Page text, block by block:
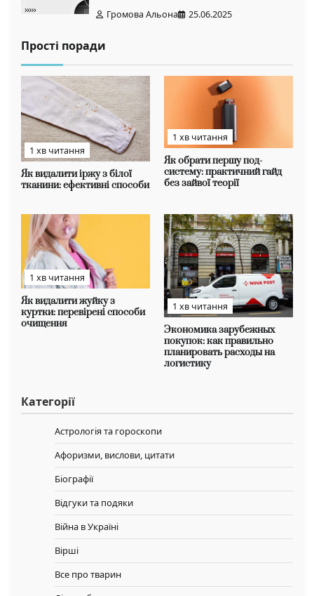
Громова Альона
25.06.2025
Прості поради
1 хв читання
Як видалити іржу з білої
тканини: ефективні способи
1 хв читання
Як обрати першу под-
систему: практичний гайд
без зайвої теорії
1 хв читання
Як видалити жуйку з
куртки: перевірені способи
очищення
1 хв читання
Экономика зарубежных
покупок: как правильно
планировать расходы на
логистику
Категорії
Астрологія та гороскопи
Афоризми, вислови, цитати
Біографії
Відгуки та подяки
Війна в Україні
Вірші
Все про тварин